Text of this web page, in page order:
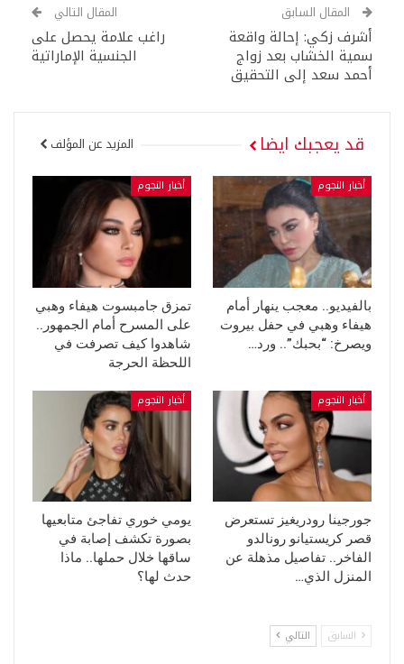
المقال السابق
أشرف زكي: إحالة واقعة
سمية الخشاب بعد زواج
أحمد سعد إلى التحقيق
المقال التالي
راغب علامة يحصل على
الجنسية الإماراتية
قد يعجبك ايضا المزيد عن المؤلف
أخبار النجوم
بالفيديو.. معجب ينهار أمام
هيفاء وهبي في حفل بيروت
ويصرخ: “بحبك”.. ورد…
أخبار النجوم
تمزق جامبسوت هيفاء وهبي
على المسرح أمام الجمهور..
شاهدوا كيف تصرفت في
اللحظة الحرجة
أخبار النجوم
جورجينا رودريغيز تستعرض
قصر كريستيانو رونالدو
الفاخر.. تفاصيل مذهلة عن
المنزل الذي…
أخبار النجوم
يومي خوري تفاجئ متابعيها
بصورة تكشف إصابة في
ساقها خلال حملها.. ماذا
حدث لها؟
السابق التالي